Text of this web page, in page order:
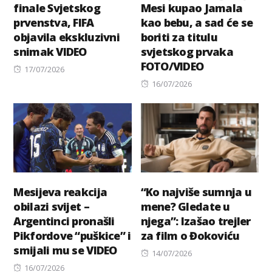
finale Svjetskog
prvenstva, FIFA
objavila ekskluzivni
snimak VIDEO
Posted
17/07/2026
Mesi kupao Jamala
kao bebu, a sad će se
boriti za titulu
svjetskog prvaka
FOTO/VIDEO
Posted
16/07/2026
Mesijeva reakcija
obilazi svijet –
Argentinci pronašli
Pikfordove “puškice” i
smijali mu se VIDEO
Posted
16/07/2026
“Ko najviše sumnja u
mene? Gledate u
njega”: Izašao trejler
za film o Đokoviću
Posted
14/07/2026